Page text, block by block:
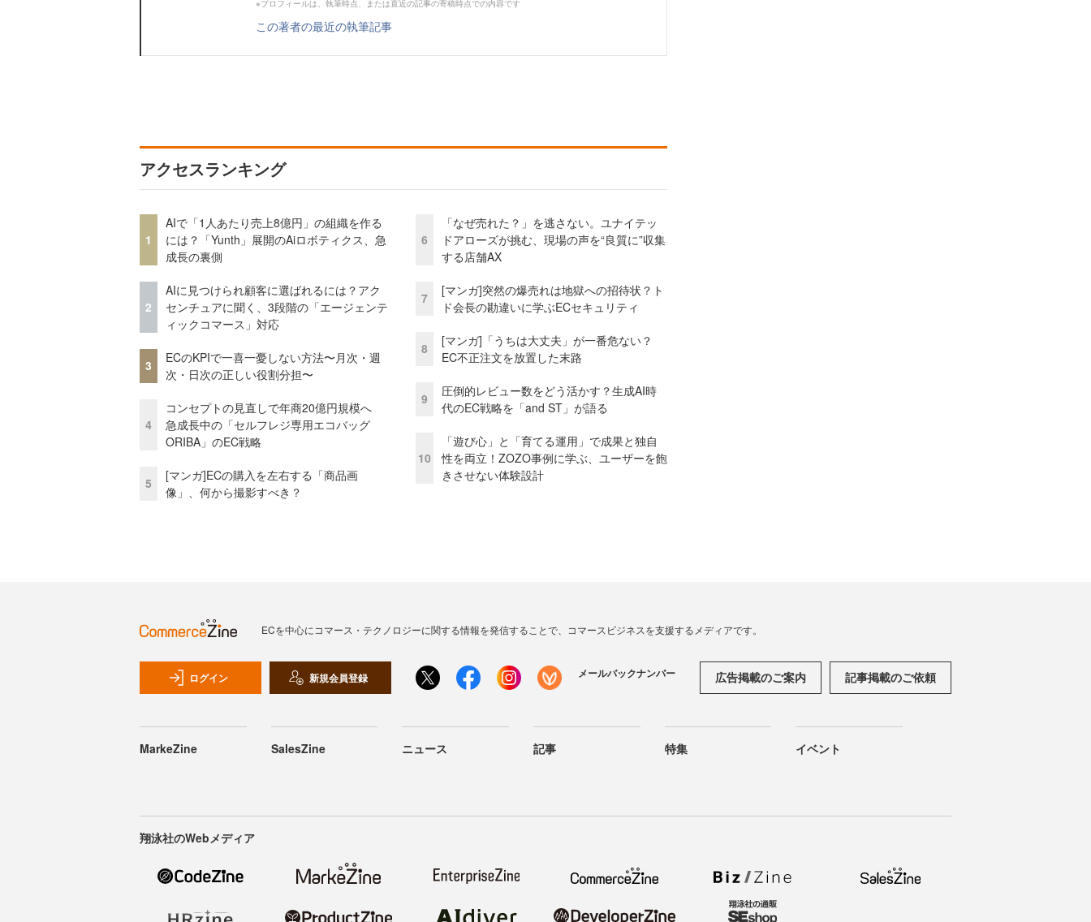
※プロフィールは、執筆時点、または直近の記事の寄稿時点での内容です
この著者の最近の執筆記事
アクセスランキング
1
AIで「1人あたり売上8億円」の組織を作る
には？「Yunth」展開のAiロボティクス、急
成長の裏側
2
AIに見つけられ顧客に選ばれるには？アク
センチュアに聞く、3段階の「エージェンテ
ィックコマース」対応
3
ECのKPIで一喜一憂しない方法〜月次・週
次・日次の正しい役割分担〜
4
コンセプトの見直しで年商20億円規模へ
急成長中の「セルフレジ専用エコバッグ
ORIBA」のEC戦略
5
[マンガ]ECの購入を左右する「商品画
像」、何から撮影すべき？
6
「なぜ売れた？」を逃さない。ユナイテッ
ドアローズが挑む、現場の声を“良質に”収集
する店舗AX
7
[マンガ]突然の爆売れは地獄への招待状？ト
ド会長の勘違いに学ぶECセキュリティ
8
[マンガ]「うちは大丈夫」が一番危ない？
EC不正注文を放置した末路
9
圧倒的レビュー数をどう活かす？生成AI時
代のEC戦略を「and ST」が語る
10
「遊び心」と「育てる運用」で成果と独自
性を両立！ZOZO事例に学ぶ、ユーザーを飽
きさせない体験設計
ECを中心にコマース・テクノロジーに関する情報を発信することで、コマースビジネスを支援するメディアです。
ログイン 新規会員登録 メールバックナンバー 広告掲載のご案内 記事掲載のご依頼
MarkeZine SalesZine ニュース 記事 特集 イベント
翔泳社のWebメディア